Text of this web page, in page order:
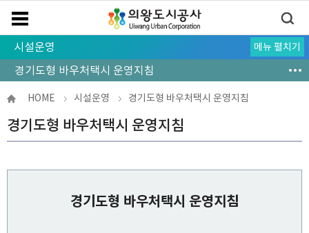
시설운영
시설현황
수강안내
대관안내
수강신청 및 대관신청
종량제봉투판매
체육시설 및 서비스 이용약관
경기도형 바우처택시 운영지침
감면안내
메뉴 펼치기
HOME 시설운영 경기도형 바우처택시 운영지침
경기도형 바우처택시 운영지침
경기도형 바우처택시 운영지침